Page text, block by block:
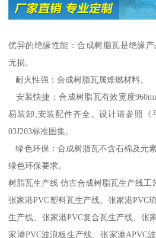
优异的绝缘性能：合成树脂瓦是绝缘
无损。
耐火性强：合成树脂瓦属难燃材料。
安装快捷：合成树脂瓦有效宽度
易装卸;安装配件齐全。设计请参照《
03J203标准图集。
绿色环保：合成树脂瓦不含石棉及元
绿色环保要求。
树脂瓦生产线 仿古合成树脂瓦生产线工
张家港PVC塑料瓦生产线、张家港PVC
生产线、张家港PVC复合瓦生产线、张
家港PVC波浪板生产线、张家港APVC